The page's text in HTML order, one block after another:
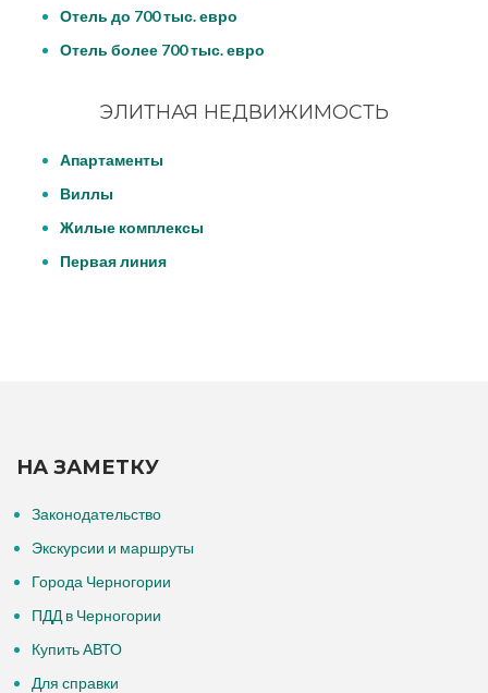
Отель до 700 тыс. евро
Отель более 700 тыс. евро
ЭЛИТНАЯ НЕДВИЖИМОСТЬ
Апартаменты
Виллы
Жилые комплексы
Первая линия
НА ЗАМЕТКУ
Законодательство
Экскурсии и маршруты
Города Черногории
ПДД в Черногории
Купить АВТО
Для справки